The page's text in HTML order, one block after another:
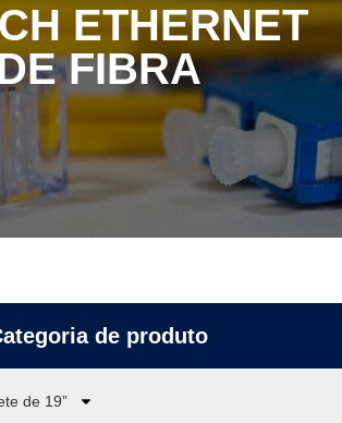
ETHERNET
FIBRA
de produto
de 19”